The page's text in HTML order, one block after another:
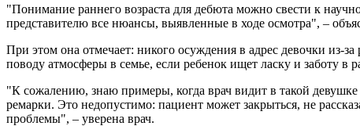
"Понимание раннего возраста для дебюта можно свести к
представителю все нюансы, выявленные в ходе осмотра", –
При этом она отмечает: никого осуждения в адрес девочки из-
поводу атмосферы в семье, если ребенок ищет ласку и заботу в
"К сожалению, знаю примеры, когда врач видит в такой
ремарки. Это недопустимо: пациент может закрыться, не
проблемы", – уверена врач.